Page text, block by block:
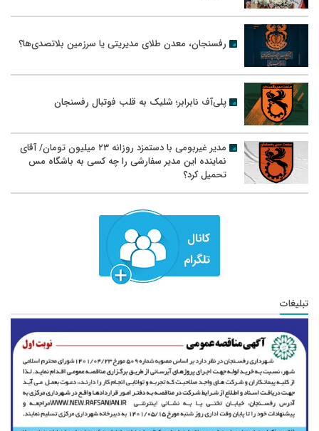
رفسنجان، معدن طلای مدیریتی یا سرزمین بلاتصدی‌ها؟
پلی‌آف نابرابر؛ شلیک به قلب فوتبال رفسنجان
مدیر غیربومی با دستمزد روزانه ۲۳ میلیون تومان/ آقای
نماینده این مدیر سفارشی را چه کسی به باشگاه مس
تحمیل کرد؟
تبلیغات